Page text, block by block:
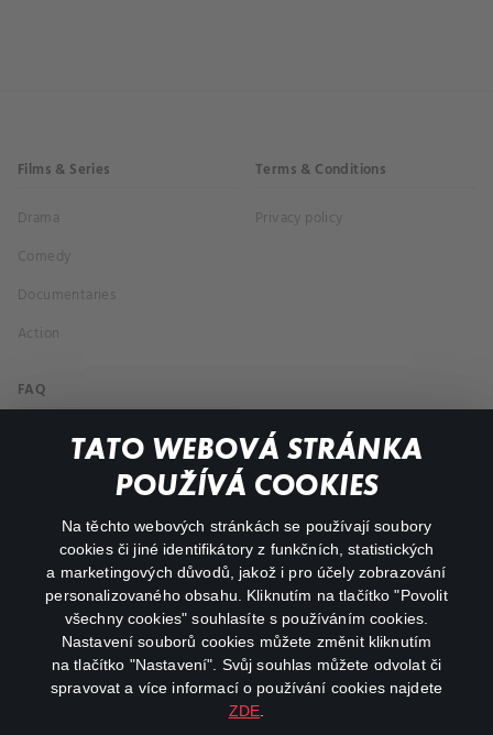
TATO WEBOVÁ STRÁNKA
POUŽÍVÁ COOKIES
Na těchto webových stránkách se používají soubory
cookies či jiné identifikátory z funkčních, statistických
a marketingových důvodů, jakož i pro účely zobrazování
personalizovaného obsahu. Kliknutím na tlačítko "Povolit
všechny cookies" souhlasíte s používáním cookies.
Nastavení souborů cookies můžete změnit kliknutím
na tlačítko "Nastavení". Svůj souhlas můžete odvolat či
spravovat a více informací o používání cookies najdete
ZDE
Films & Series
Drama
Comedy
Documentaries
Action
Terms & Conditions
Privacy policy
FAQ
My profile
facebookinstagram
youtube